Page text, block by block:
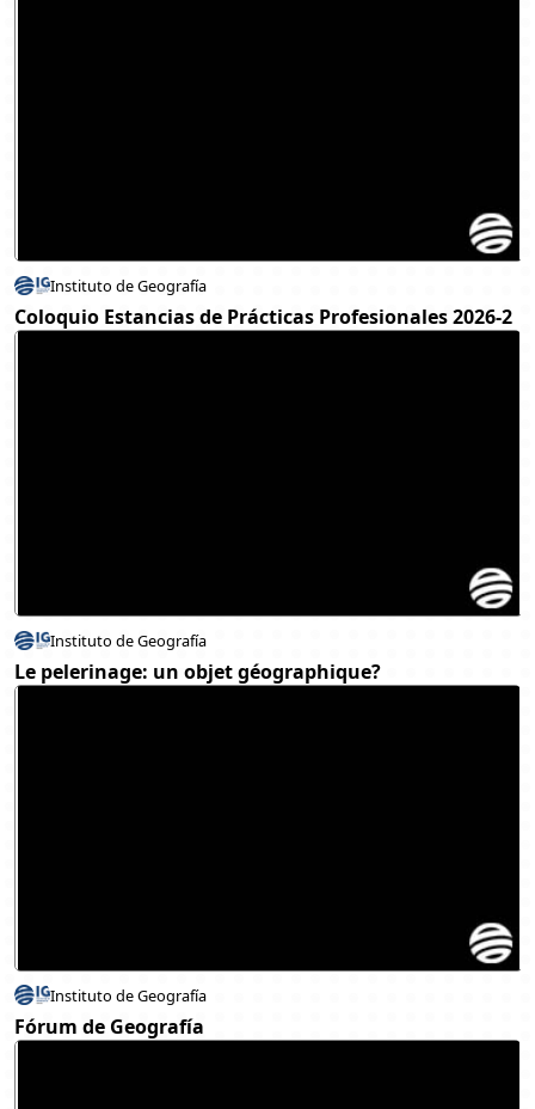
Instituto de Geografía
Coloquio Estancias de Prácticas Profesionales 2026-2
Instituto de Geografía
Le pelerinage: un objet géographique?
Instituto de Geografía
Fórum de Geografía